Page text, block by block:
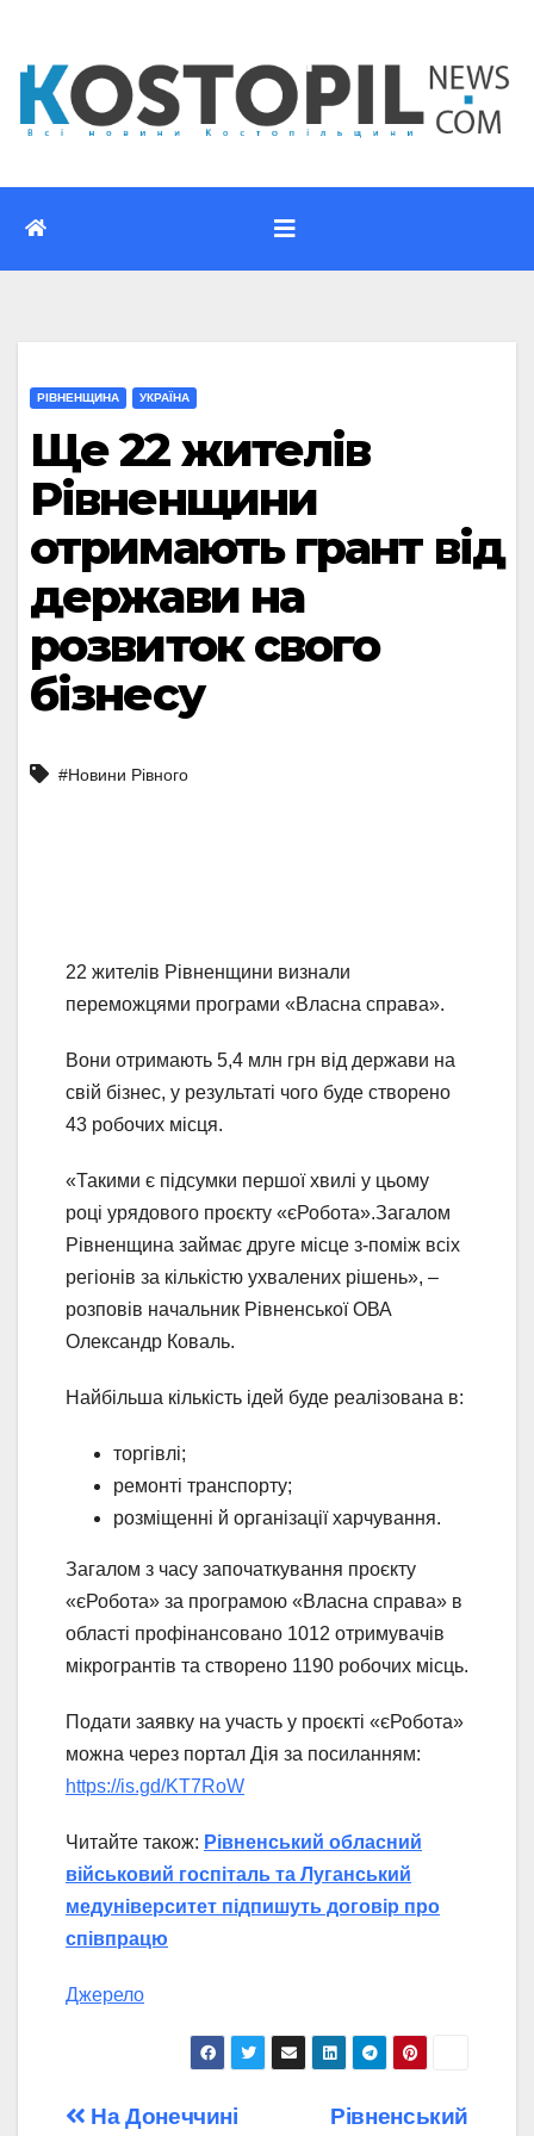
вмісту
РІВНЕНЩИНА УКРАЇНА
Ще 22 жителів
Рівненщини
отримають грант від
держави на
розвиток свого
бізнесу
#Новини Рівного
22 жителів Рівненщини визнали
переможцями програми «Власна справа».
Вони отримають 5,4 млн грн від держави на
свій бізнес, у результаті чого буде створено
43 робочих місця.
«Такими є підсумки першої хвилі у цьому
році урядового проєкту «єРобота».Загалом
Рівненщина займає друге місце з-поміж всіх
регіонів за кількістю ухвалених рішень», –
розповів начальник Рівненської ОВА
Олександр Коваль.
Найбільша кількість ідей буде реалізована в:
торгівлі;
ремонті транспорту;
розміщенні й організації харчування.
Загалом з часу започаткування проєкту
«єРобота» за програмою «Власна справа» в
області профінансовано 1012 отримувачів
мікрогрантів та створено 1190 робочих місць.
Подати заявку на участь у проєкті «єРобота»
можна через портал Дія за посиланням:
https://is.gd/KT7RoW
Читайте також: Рівненський обласний
військовий госпіталь та Луганський
медуніверситет підпишуть договір про
співпрацю
Джерело
Навігація Рівненський
На Донеччині